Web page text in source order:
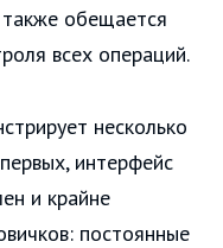
также обещается
всех операций.
несколько
интерфейс
и крайне
постоянные